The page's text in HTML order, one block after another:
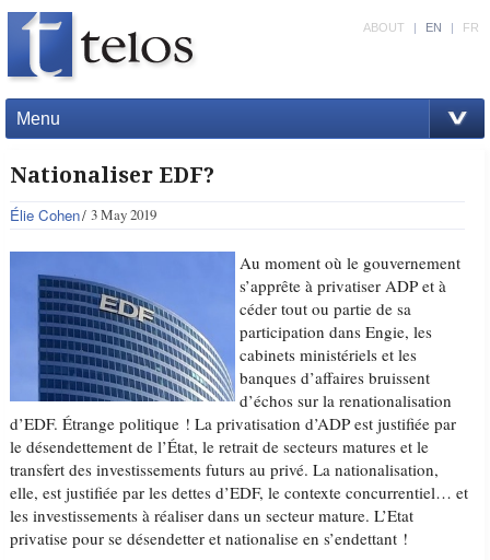
Menu
ABOUT | EN | FR
Nationaliser EDF?
Élie Cohen 3 May 2019
Au moment où le gouvernement
s’apprête à privatiser ADP et à
céder tout ou partie de sa
participation dans Engie, les
cabinets ministériels et les
banques d’affaires bruissent
d’échos sur la renationalisation
d’EDF. Étrange politique ! La privatisation d’ADP est justifiée par
le désendettement de l’État, le retrait de secteurs matures et le
transfert des investissements futurs au privé. La nationalisation,
elle, est justifiée par les dettes d’EDF, le contexte concurrentiel… et
les investissements à réaliser dans un secteur mature. L’Etat
privatise pour se désendetter et nationalise en s’endettant !